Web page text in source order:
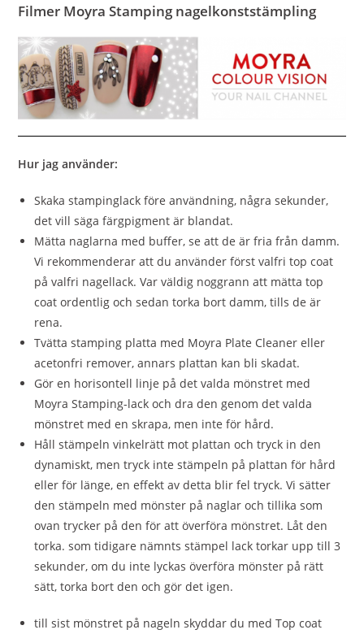
Filmer Moyra Stamping nagelkonststämpling
Hur jag använder:
Skaka stampinglack före användning, några sekunder,
det vill säga färgpigment är blandat.
Mätta naglarna med buffer, se att de är fria från damm.
Vi rekommenderar att du använder först valfri top coat
på valfri nagellack. Var väldig noggrann att mätta top
coat ordentlig och sedan torka bort damm, tills de är
rena.
Tvätta stamping platta med Moyra Plate Cleaner eller
acetonfri remover, annars plattan kan bli skadat.
Gör en horisontell linje på det valda mönstret med
Moyra Stamping-lack och dra den genom det valda
mönstret med en skrapa, men inte för hård.
Håll stämpeln vinkelrätt mot plattan och tryck in den
dynamiskt, men tryck inte stämpeln på plattan för hård
eller för länge, en effekt av detta blir fel tryck. Vi sätter
den stämpeln med mönster på naglar och tillika som
ovan trycker på den för att överföra mönstret. Låt den
torka. som tidigare nämnts stämpel lack torkar upp till 3
sekunder, om du inte lyckas överföra mönster på rätt
sätt, torka bort den och gör det igen.
till sist mönstret på nageln skyddar du med Top coat